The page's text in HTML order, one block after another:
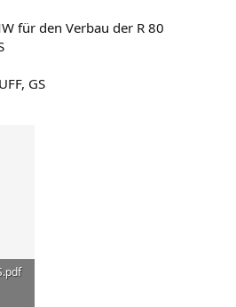
für den Verbau der R 80
GS